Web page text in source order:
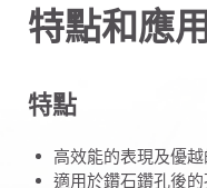
特點和應用
特點
高效能的表現及優
適用於鑽石鑽孔後